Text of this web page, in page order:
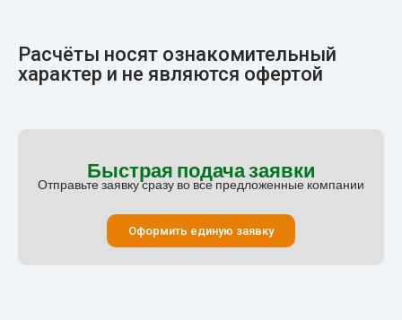
Расчёты носят ознакомительный
характер и не являются офертой
Быстрая подача заявки
Отправьте заявку сразу во все предложенные компании
Оформить единую заявку